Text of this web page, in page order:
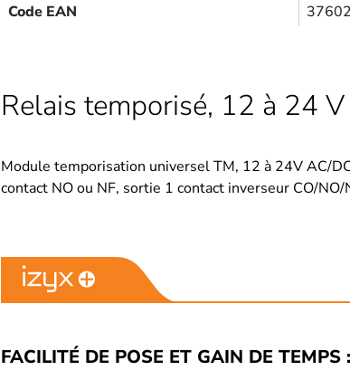
Code EAN
Relais temporisé, 12 à 24
Module temporisation universel TM, 12 à 24V AC/
contact NO ou NF, sortie 1 contact inverseur CO/NO/
FACILITÉ DE POSE ET GAIN DE TEMPS :